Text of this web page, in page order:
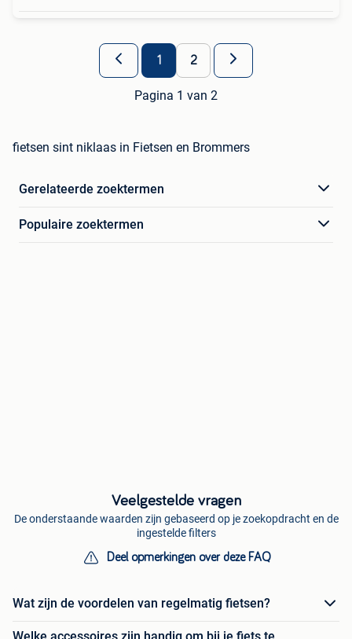
1 2
Pagina 1 van 2
fietsen sint niklaas in Fietsen en Brommers
Gerelateerde zoektermen
Populaire zoektermen
Veelgestelde vragen
De onderstaande waarden zijn gebaseerd op je zoekopdracht en de
ingestelde filters
Deel opmerkingen over deze FAQ
Wat zijn de voordelen van regelmatig fietsen?